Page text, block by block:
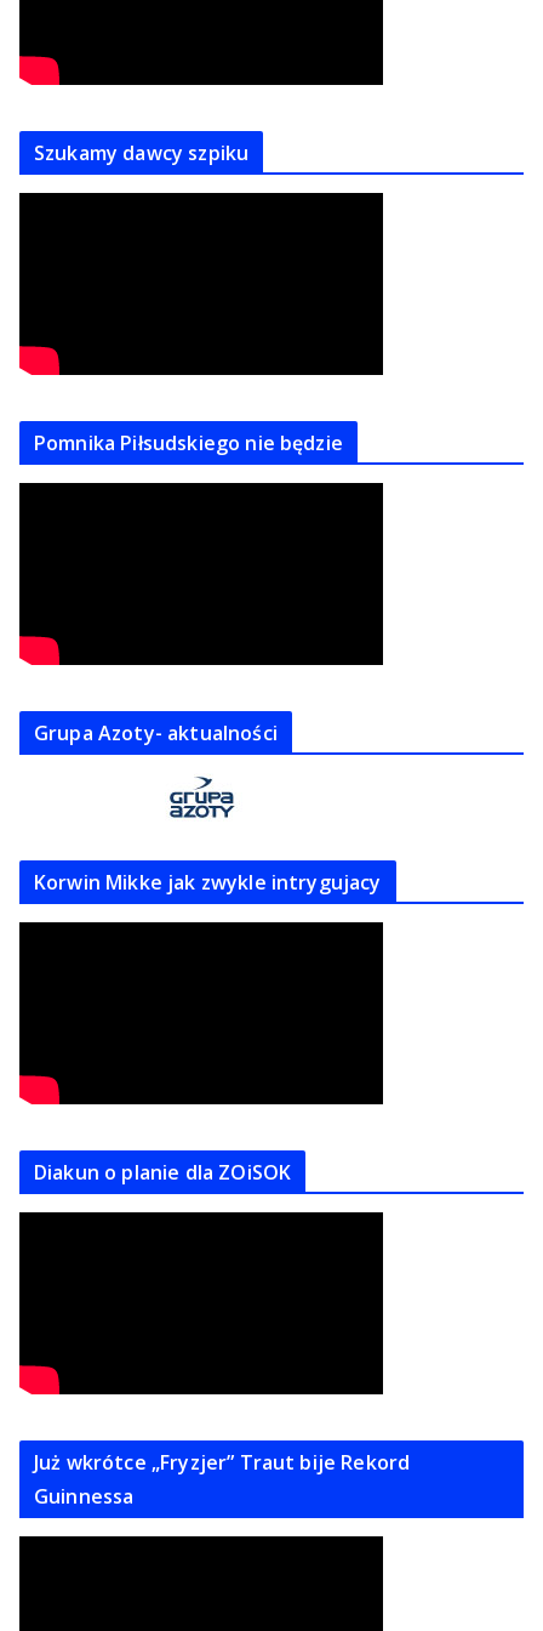
Szukamy dawcy szpiku
Pomnika Piłsudskiego nie będzie
Grupa Azoty- aktualności
Korwin Mikke jak zwykle intrygujacy
Diakun o planie dla ZOiSOK
Już wkrótce „Fryzjer” Traut bije Rekord
Guinnessa